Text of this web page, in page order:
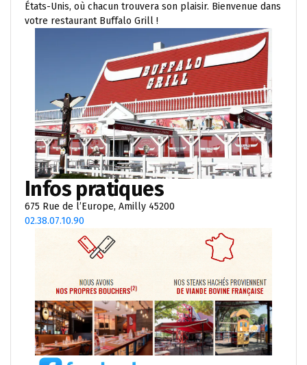
États-Unis, où chacun trouvera son plaisir. Bienvenue dans
votre restaurant Buffalo Grill !
Infos pratiques
675 Rue de l’Europe, Amilly 45200
02.38.07.10.90